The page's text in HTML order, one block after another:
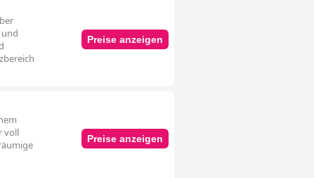
Preise anzeigen
voll
Preise anzeigen